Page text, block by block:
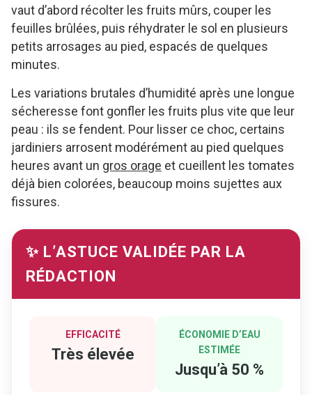
vaut d’abord récolter les fruits mûrs, couper les
feuilles brûlées, puis réhydrater le sol en plusieurs
petits arrosages au pied, espacés de quelques
minutes.
Les variations brutales d’humidité après une longue
sécheresse font gonfler les fruits plus vite que leur
peau : ils se fendent. Pour lisser ce choc, certains
jardiniers arrosent modérément au pied quelques
heures avant un gros orage et cueillent les tomates
déjà bien colorées, beaucoup moins sujettes aux
fissures.
✨ L’ASTUCE VALIDÉE PAR LA
RÉDACTION
EFFICACITÉ
Très élevée
ÉCONOMIE D’EAU
ESTIMÉE
Jusqu’à 50 %